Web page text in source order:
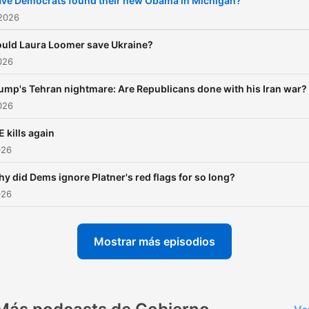
Laura Loomer save Ukraine?
Tehran nightmare: Are Republicans done with his Iran war?
kills again
did Dems ignore Platner's red flags for so long?
Mostrar más episodios